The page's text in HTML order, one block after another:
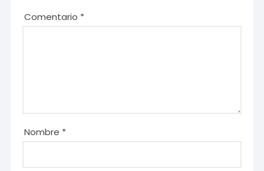
Comentario *
Nombre *